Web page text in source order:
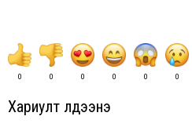
0 0 0 0 0 0
Хариулт үлдээнэ үү